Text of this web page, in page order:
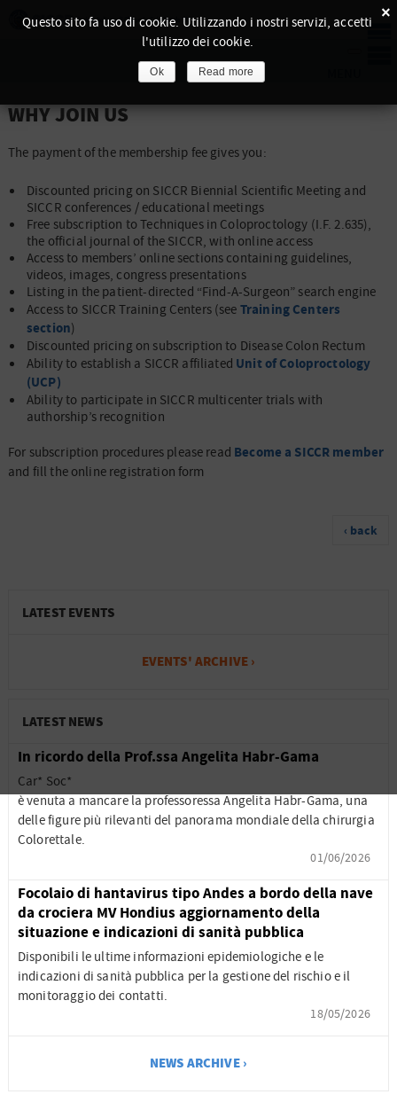
WHY JOIN US
The payment of the membership fee gives you:
Discounted pricing on SICCR Biennial Scientific Meeting and
SICCR conferences / educational meetings
Free subscription to Techniques in Coloproctology (I.F. 2.635),
the official journal of the SICCR, with online access
Access to members’ online sections containing guidelines,
videos, images, congress presentations
Listing in the patient-directed “Find-A-Surgeon” search engine
Access to SICCR Training Centers (see Training Centers
section)
Discounted pricing on subscription to Disease Colon Rectum
Ability to establish a SICCR affiliated Unit of Coloproctology
(UCP)
Ability to participate in SICCR multicenter trials with
authorship’s recognition
For subscription procedures please read Become a SICCR member
and fill the online registration form
‹ back
LATEST EVENTS
EVENTS' ARCHIVE ›
LATEST NEWS
In ricordo della Prof.ssa Angelita Habr-Gama
Car* Soc*
è venuta a mancare la professoressa Angelita Habr-Gama, una
delle figure più rilevanti del panorama mondiale della chirurgia
Colorettale.
01/06/2026
Focolaio di hantavirus tipo Andes a bordo della nave
da crociera MV Hondius aggiornamento della
situazione e indicazioni di sanità pubblica
Disponibili le ultime informazioni epidemiologiche e le
indicazioni di sanità pubblica per la gestione del rischio e il
monitoraggio dei contatti.
18/05/2026
NEWS ARCHIVE ›
×
Questo sito fa uso di cookie. Utilizzando i nostri servizi, accetti
l'utilizzo dei cookie.
Ok Read more